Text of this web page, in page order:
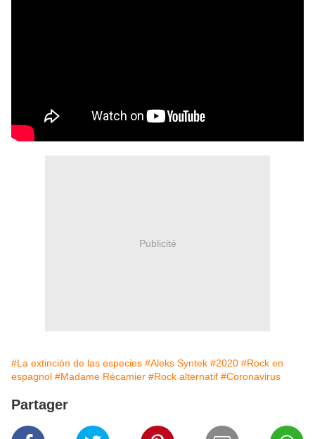
Publicité
#La extinción de las especies #Aleks Syntek #2020 #Rock en
espagnol #Madame Récamier #Rock alternatif #Coronavirus
Partager